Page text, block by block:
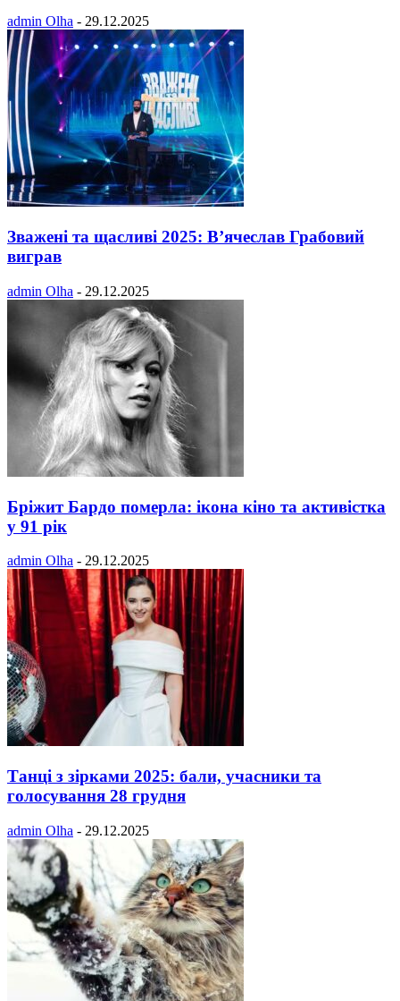
admin Olha - 29.12.2025
Зважені та щасливі 2025: В’ячеслав Грабовий
виграв
admin Olha - 29.12.2025
Бріжит Бардо померла: ікона кіно та активістка
у 91 рік
admin Olha - 29.12.2025
Танці з зірками 2025: бали, учасники та
голосування 28 грудня
admin Olha - 29.12.2025